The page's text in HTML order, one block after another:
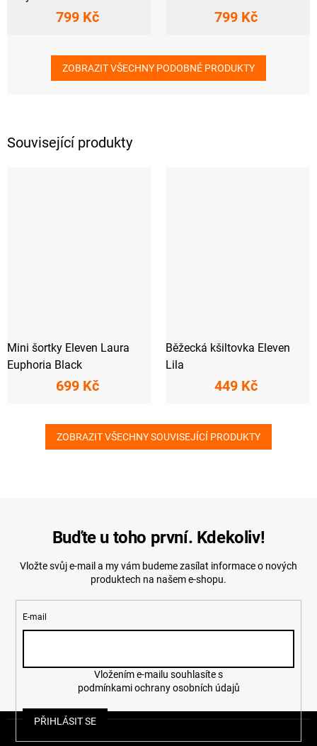
Související produkty
Mini šortky Eleven Laura
Euphoria Black
699 Kč
Běžecká kšiltovka Eleven
Lila
449 Kč
ZOBRAZIT VŠECHNY SOUVISEJÍCÍ PRODUKTY
799 Kč 799 Kč
ZOBRAZIT VŠECHNY PODOBNÉ PRODUKTY
Buďte u toho první. Kdekoliv!
Vložte svůj e-mail a my vám budeme zasílat informace o nových
produktech na našem e-shopu.
E-mail
podmínkami ochrany osobních údajů
PŘIHLÁSIT SE